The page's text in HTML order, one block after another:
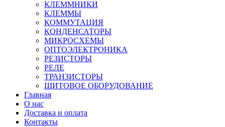
КЛЕММНИКИ
КЛЕММЫ
КОММУТАЦИЯ
КОНДЕНСАТОРЫ
МИКРОСХЕМЫ
ОПТОЭЛЕКТРОНИКА
РЕЗИСТОРЫ
РЕЛЕ
ТРАНЗИСТОРЫ
ЩИТОВОЕ ОБОРУДОВАНИЕ
Главная
О нас
Доставка и оплата
Контакты